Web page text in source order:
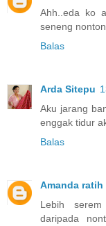
Ahh..eda ko
seneng
Balas
Arda Sitepu
Aku jarang
enggak tidur
Balas
Amanda ratih
Lebih
daripada